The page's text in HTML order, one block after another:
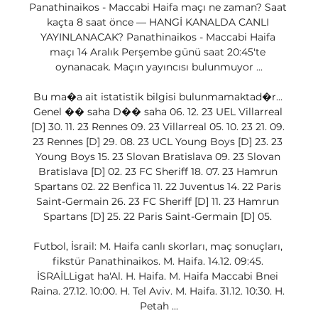
Panathinaikos - Maccabi Haifa maçı ne zaman? Saat
kaçta 8 saat önce — HANGİ KANALDA CANLI
YAYINLANACAK? Panathinaikos - Maccabi Haifa
maçı 14 Aralık Perşembe günü saat 20:45'te
oynanacak. Maçın yayıncısı bulunmuyor ...
Bu ma�a ait istatistik bilgisi bulunmamaktad�r...
Genel �� saha D�� saha 06. 12. 23 UEL Villarreal
[D] 30. 11. 23 Rennes 09. 23 Villarreal 05. 10. 23 21. 09.
23 Rennes [D] 29. 08. 23 UCL Young Boys [D] 23. 23
Young Boys 15. 23 Slovan Bratislava 09. 23 Slovan
Bratislava [D] 02. 23 FC Sheriff 18. 07. 23 Hamrun
Spartans 02. 22 Benfica 11. 22 Juventus 14. 22 Paris
Saint-Germain 26. 23 FC Sheriff [D] 11. 23 Hamrun
Spartans [D] 25. 22 Paris Saint-Germain [D] 05.
Futbol, İsrail: M. Haifa canlı skorları, maç sonuçları,
fikstür Panathinaikos. M. Haifa. 14.12. 09:45.
İSRAİLLigat ha'Al. H. Haifa. M. Haifa Maccabi Bnei
Raina. 27.12. 10:00. H. Tel Aviv. M. Haifa. 31.12. 10:30. H.
Petah ...